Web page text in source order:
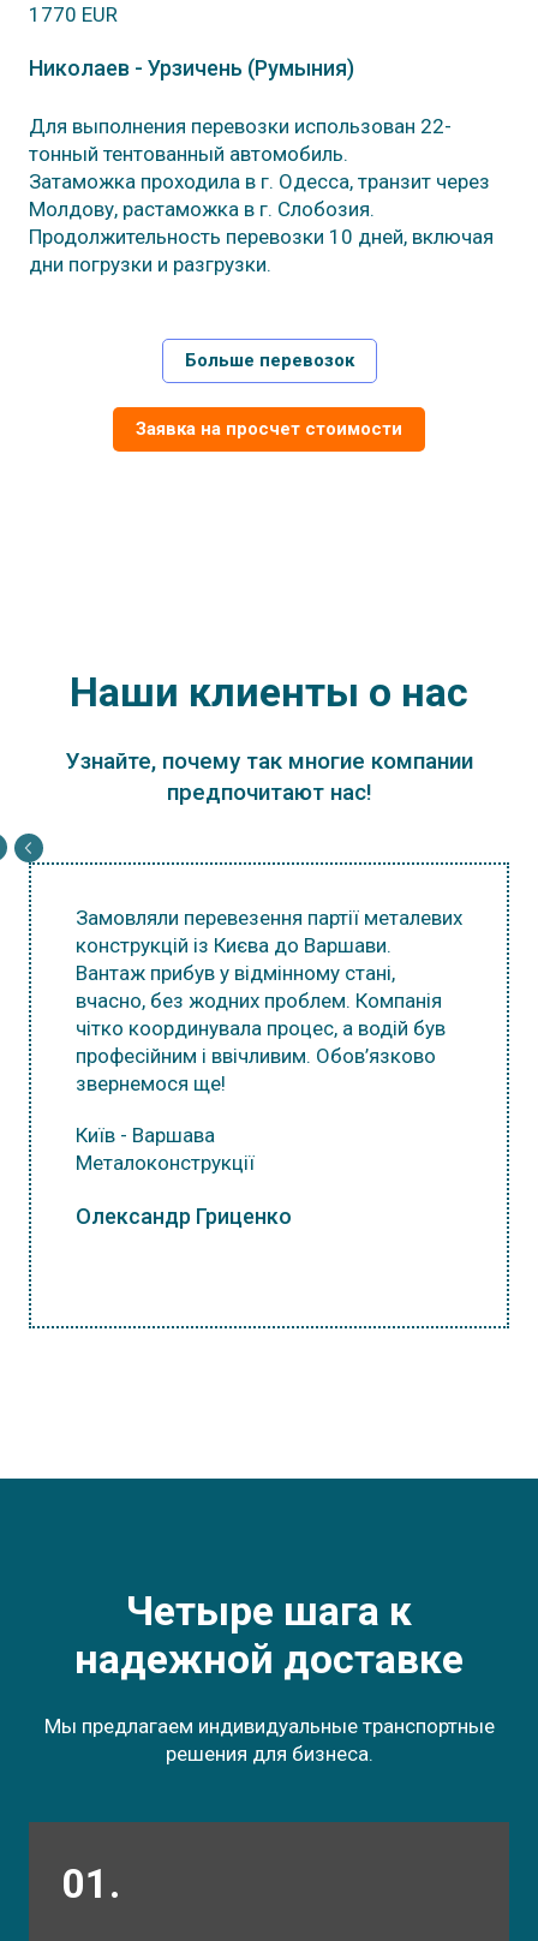
1770 EUR
Николаев - Урзичень (Румыния)
Для выполнения перевозки использован 22-
тонный тентованный автомобиль.
Затаможка проходила в г. Одесса, транзит через
Молдову, растаможка в г. Слобозия.
Продолжительность перевозки 10 дней, включая
дни погрузки и разгрузки.
Больше перевозок
Заявка на просчет стоимости
Наши клиенты о нас
Узнайте, почему так многие компании
предпочитают нас!
Замовляли перевезення партії металевих
конструкцій із Києва до Варшави.
Вантаж прибув у відмінному стані,
вчасно, без жодних проблем. Компанія
чітко координувала процес, а водій був
професійним і ввічливим. Обов’язково
звернемося ще!
Київ - Варшава
Металоконструкції
Олександр Гриценко
Четыре шага к
надежной доставке
Мы предлагаем индивидуальные транспортные
решения для бизнеса.
01.